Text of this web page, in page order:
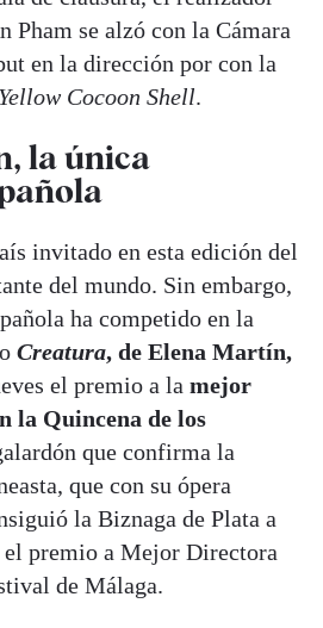
Pham se alzó con la Cámara
en la dirección por con la
Cocoon Shell.
la única
invitado en esta edición del
del mundo. Sin embargo,
ha competido en la
Creatura, de Elena Martín,
el premio a la mejor
la Quincena de los
que confirma la
que con su ópera
la Biznaga de Plata a
premio a Mejor Directora
de Málaga.